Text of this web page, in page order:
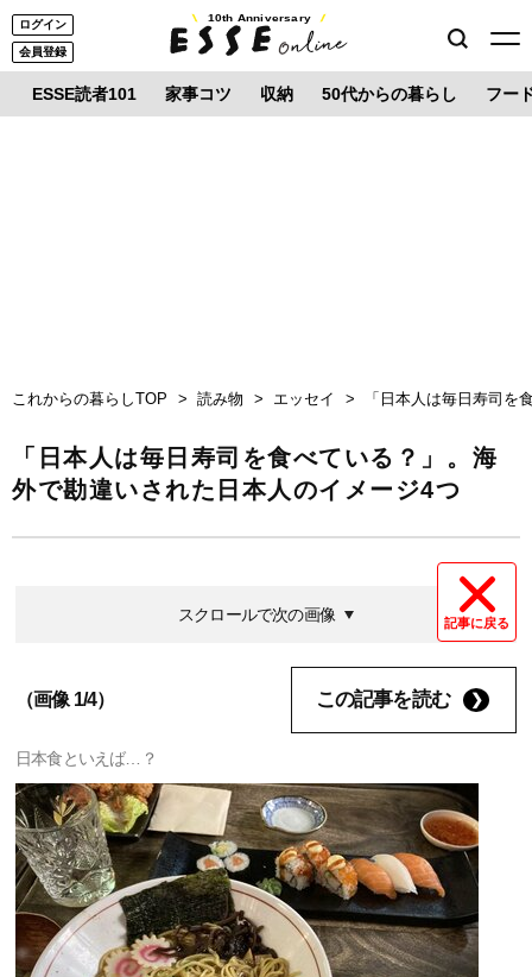
ログイン
会員登録
10th Anniversary
ESSE読者101 家事コツ 収納 50代からの暮らし フー
これからの暮らしTOP 読み物 エッセイ 「日本人は毎日寿司を
「日本人は毎日寿司を食べている？」。海
外で勘違いされた日本人のイメージ4つ
記事に戻る
スクロールで次の画像
（画像 1/4） この記事を読む
日本食といえば…？